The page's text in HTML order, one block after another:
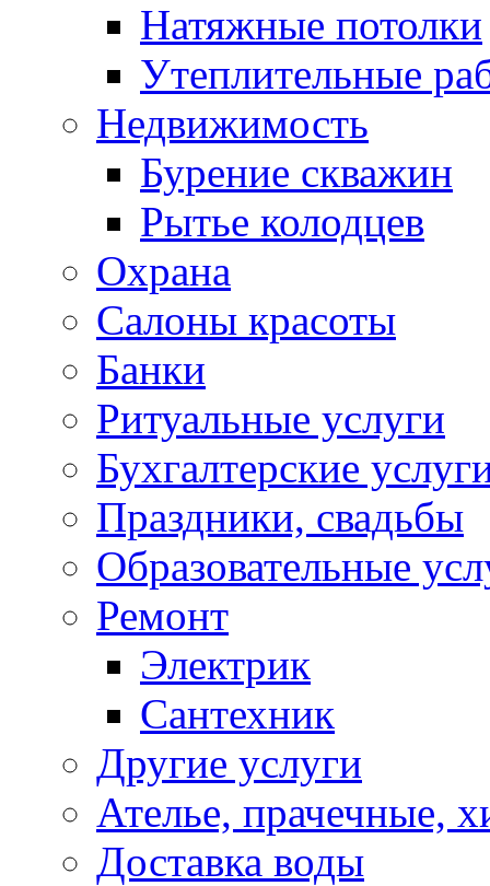
Натяжные потолки
Утеплительные
Недвижимость
Бурение скважин
Рытье колодцев
Охрана
Салоны красоты
Банки
Ритуальные услуги
Бухгалтерские
Праздники, свадьбы
Образовательные
Ремонт
Электрик
Сантехник
Другие услуги
Ателье, прачечные,
Доставка воды